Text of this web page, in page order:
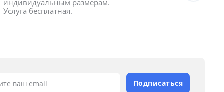
индивидуальным размерам.
Услуга бесплатная.
ваш email Подписаться